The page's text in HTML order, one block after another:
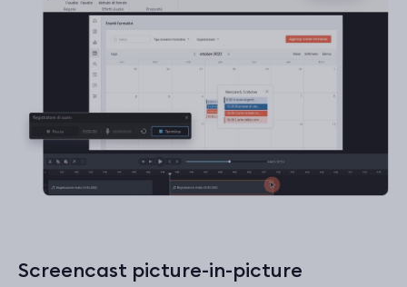
Screencast picture-in-picture